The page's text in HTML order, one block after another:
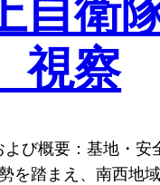
自衛
察
よび概要：基地・
を踏まえ、南西地